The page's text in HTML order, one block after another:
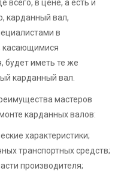
всего, в цене, а есть и
карданный вал,
в
касающимися
будет иметь те же
карданный вал.
мастеров
карданных валов:
характеристики;
транспортных средств;
производителя;